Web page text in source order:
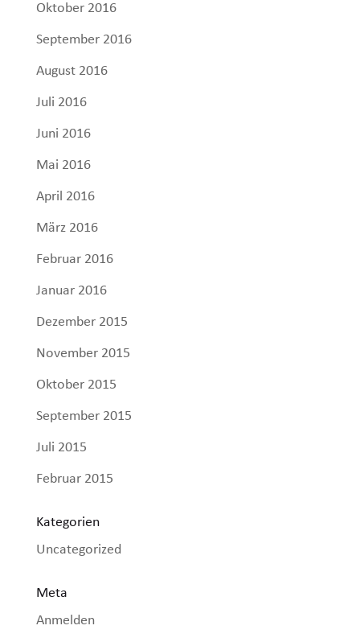
Oktober 2016
September 2016
August 2016
Juli 2016
Juni 2016
Mai 2016
April 2016
März 2016
Februar 2016
Januar 2016
Dezember 2015
November 2015
Oktober 2015
September 2015
Juli 2015
Februar 2015
Kategorien
Uncategorized
Meta
Anmelden